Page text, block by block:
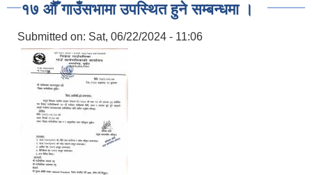
१७ औँ गाउँसभामा उपस्थित हुने सम्बन्धमा ।
Submitted on: Sat, 06/22/2024 - 11:06